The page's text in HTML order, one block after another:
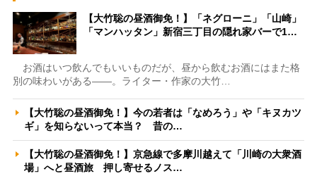
【大竹聡の昼酒御免！】「ネグローニ」「山崎」
「マンハッタン」新宿三丁目の隠れ家バーで1…
お酒はいつ飲んでもいいものだが、昼から飲むお酒にはまた格
別の味わいがある――。ライター・作家の大竹…
【大竹聡の昼酒御免！】今の若者は「なめろう」や「キヌカツ
ギ」を知らないって本当？ 昔の…
【大竹聡の昼酒御免！】京急線で多摩川越えて「川崎の大衆酒
場」へと昼酒旅 押し寄せるノス…